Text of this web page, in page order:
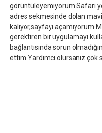
görüntüleyemiyorum.Safari
adres sekmesinde dolan
kalıyor,sayfayı
gerektiren bir uygulamayı
bağlantısında sorun
ettim.Yardımcı olursanız çok